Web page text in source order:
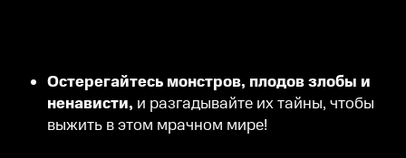
Остерегайтесь монстров, плодов злобы и
ненависти, и разгадывайте их тайны, чтобы
выжить в этом мрачном мире!